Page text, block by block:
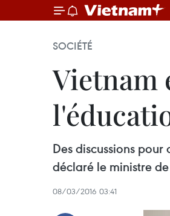
SOCIÉTÉ
Vietnam
Des discussions
déclaré le ministre
08/03/2016 03:41